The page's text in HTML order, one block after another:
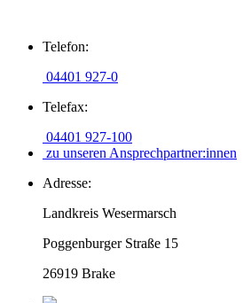
Inhalt
Telefon:
04401 927-0
Telefax:
04401 927-100
zu unseren Ansprechpartner:innen
Adresse:
Landkreis Wesermarsch
Poggenburger Straße 15
26919 Brake